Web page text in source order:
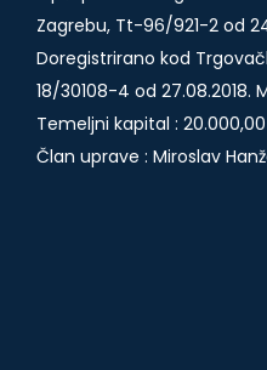
Zagrebu, Tt-96/921-2 od
Doregistrirano kod
18/30108-4 od 27.08.2018.
Temeljni kapital :
Član uprave : Miroslav